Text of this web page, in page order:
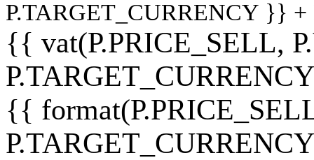
P.TARGET_CURRENCY }}
{{ vat(P.PRICE_SELL,
{{